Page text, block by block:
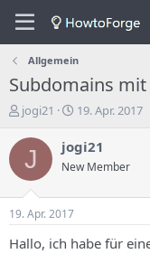
Allgemein
Subdomains
E
s
e
e
r
jogi21
E
s
t
e
n
19. Apr. 2017
J jogi21
New Member
19. Apr. 2017
Hallo, ich habe für